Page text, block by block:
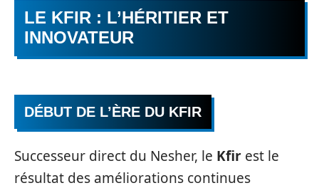
LE KFIR : L’HÉRITIER ET
INNOVATEUR
DÉBUT DE L’ÈRE DU KFIR
Successeur direct du Nesher, le Kfir est le
résultat des améliorations continues